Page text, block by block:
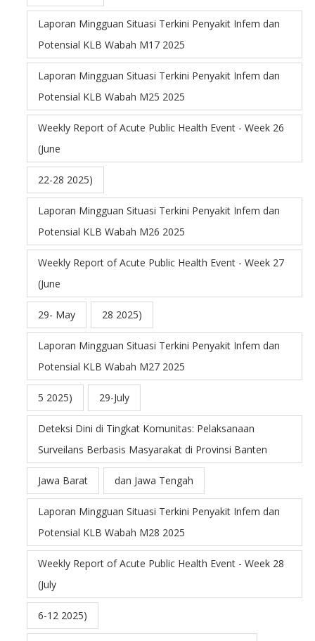
Laporan Mingguan Situasi Terkini Penyakit Infem dan
Potensial KLB Wabah M17 2025
Laporan Mingguan Situasi Terkini Penyakit Infem dan
Potensial KLB Wabah M25 2025
Weekly Report of Acute Public Health Event - Week 26
(June
22-28 2025)
Laporan Mingguan Situasi Terkini Penyakit Infem dan
Potensial KLB Wabah M26 2025
Weekly Report of Acute Public Health Event - Week 27
(June
29- May 28 2025)
Laporan Mingguan Situasi Terkini Penyakit Infem dan
Potensial KLB Wabah M27 2025
5 2025) 29-July
Deteksi Dini di Tingkat Komunitas: Pelaksanaan
Surveilans Berbasis Masyarakat di Provinsi Banten
Jawa Barat dan Jawa Tengah
Laporan Mingguan Situasi Terkini Penyakit Infem dan
Potensial KLB Wabah M28 2025
Weekly Report of Acute Public Health Event - Week 28
(July
6-12 2025)